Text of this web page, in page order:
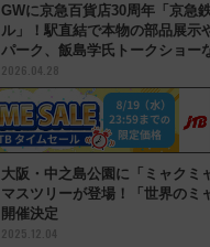
GWに京急百貨店30周年「京急
ル」！駅直結で本物の部品展示
パーク、飯島学氏トークショー
2026.04.28
大阪・中之島公園に「ミャクミ
マスツリーが登場！「世界のミ
開催決定
2025.12.04